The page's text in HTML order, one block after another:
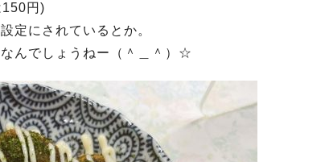
円)
定にされているとか。
んでしょうねー（＾＿＾）☆